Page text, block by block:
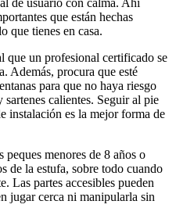
que están hechas
que tienes en casa.
que un profesional certificado se
Además, procura que esté
para que no haya riesgo
calientes. Seguir al pie
instalación es la mejor forma de
peques menores de 8 años o
de la estufa, sobre todo cuando
Las partes accesibles pueden
jugar cerca ni manipularla sin